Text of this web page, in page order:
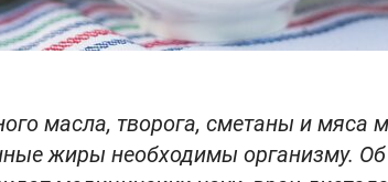
масла, творога, сметаны и
жиры необходимы организму.